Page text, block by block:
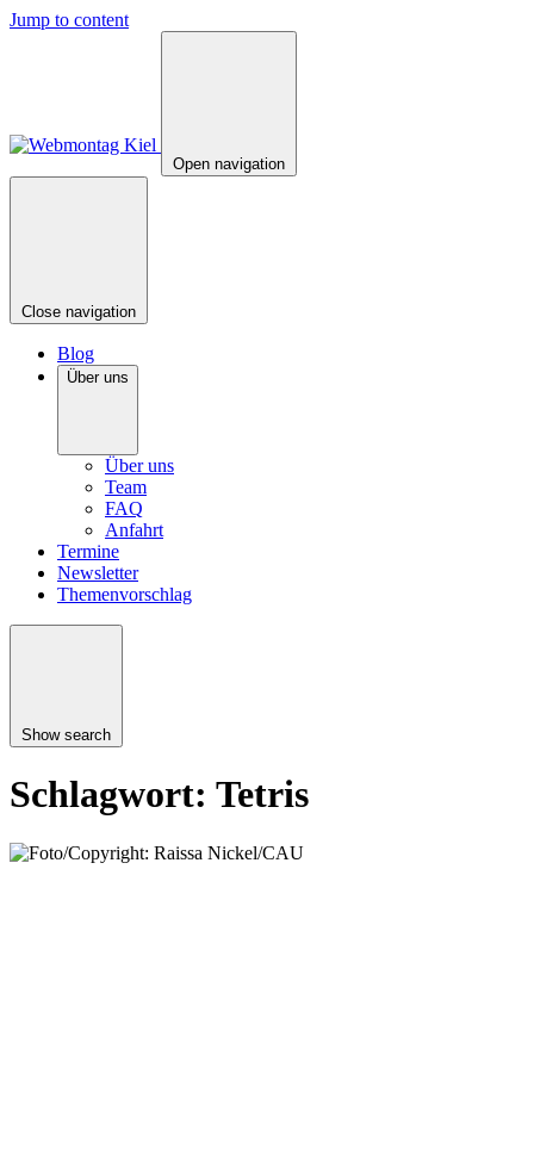
Jump to content
Open navigation
Close navigation
Blog
Über uns
Über uns
Team
FAQ
Anfahrt
Termine
Newsletter
Themenvorschlag
Show search
Schlagwort: Tetris